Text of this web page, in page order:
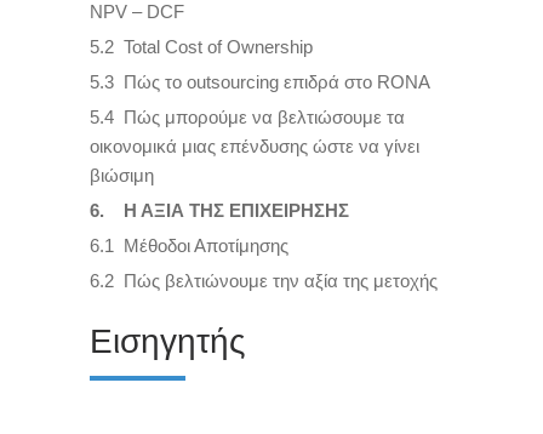
NPV – DCF
5.2 Total Cost of Ownership
5.3 Πώς το outsourcing επιδρά στο RΟΝΑ
5.4 Πώς μπορούμε να βελτιώσουμε τα
οικονομικά μιας επένδυσης ώστε να γίνει
βιώσιμη
6. Η ΑΞΙΑ ΤΗΣ ΕΠΙΧΕΙΡΗΣΗΣ
6.1 Μέθοδοι Αποτίμησης
6.2 Πώς βελτιώνουμε την αξία της μετοχής
Εισηγητής